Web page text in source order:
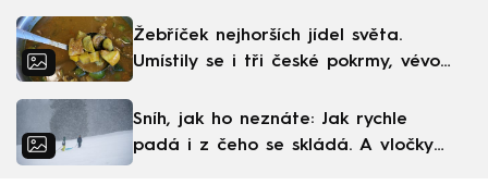
Žebříček nejhorších jídel světa.
Umístily se i tři české pokrmy, vévodí
Sníh, jak ho neznáte: Jak rychle
padá i z čeho se skládá. A vločky